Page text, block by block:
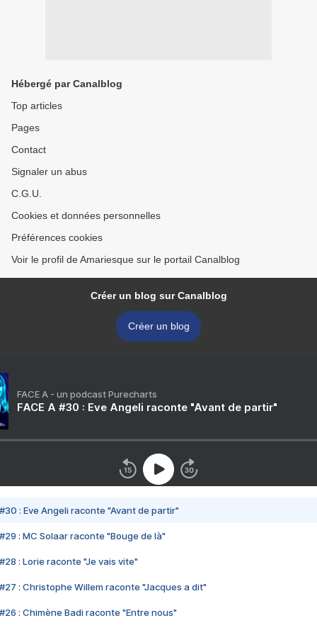
Hébergé par Canalblog
Top articles
Pages
Contact
Signaler un abus
C.G.U.
Cookies et données personnelles
Préférences cookies
Voir le profil de Amariesque sur le portail Canalblog
Créer un blog sur Canalblog
Créer un blog
FACE A - un podcast Purecharts
FACE A #30 : Eve Angeli raconte "Avant de partir"
#30 : Eve Angeli raconte "Avant de partir"
#29 : MC Solaar raconte "Bouge de là"
#28 : Lorie raconte "Je vais vite"
#27 : Christophe Willem raconte "Jacques a dit"
#26 : Chimène Badi raconte "Entre nous"